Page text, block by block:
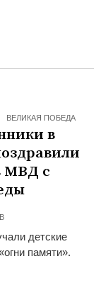
ВЕЛИКАЯ ПОБЕДА
в
МВД с
детские
памяти».